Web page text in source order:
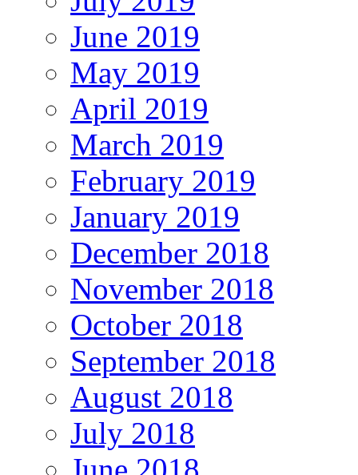
June 2019
May 2019
April 2019
March 2019
February 2019
January 2019
December 2018
November 2018
October 2018
September 2018
August 2018
July 2018